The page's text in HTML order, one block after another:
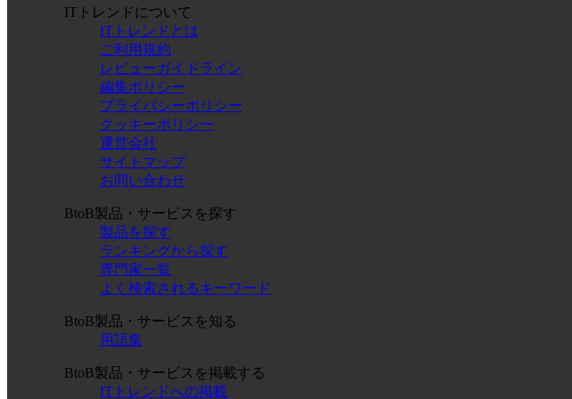
ITトレンドについて
ITトレンドとは
ご利用規約
レビューガイドライン
編集ポリシー
プライバシーポリシー
クッキーポリシー
運営会社
サイトマップ
お問い合わせ
BtoB製品・サービスを探す
製品を探す
ランキングから探す
専門家一覧
よく検索されるキーワード
BtoB製品・サービスを知る
用語集
BtoB製品・サービスを掲載する
ITトレンドへの掲載